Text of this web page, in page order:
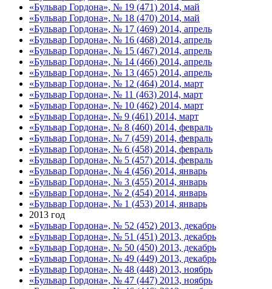
«Бульвар Гордона», № 19 (471) 2014, май
«Бульвар Гордона», № 18 (470) 2014, май
«Бульвар Гордона», № 17 (469) 2014, апрель
«Бульвар Гордона», № 16 (468) 2014, апрель
«Бульвар Гордона», № 15 (467) 2014, апрель
«Бульвар Гордона», № 14 (466) 2014, апрель
«Бульвар Гордона», № 13 (465) 2014, апрель
«Бульвар Гордона», № 12 (464) 2014, март
«Бульвар Гордона», № 11 (463) 2014, март
«Бульвар Гордона», № 10 (462) 2014, март
«Бульвар Гордона», № 9 (461) 2014, март
«Бульвар Гордона», № 8 (460) 2014, февраль
«Бульвар Гордона», № 7 (459) 2014, февраль
«Бульвар Гордона», № 6 (458) 2014, февраль
«Бульвар Гордона», № 5 (457) 2014, февраль
«Бульвар Гордона», № 4 (456) 2014, январь
«Бульвар Гордона», № 3 (455) 2014, январь
«Бульвар Гордона», № 2 (454) 2014, январь
«Бульвар Гордона», № 1 (453) 2014, январь
2013 год
«Бульвар Гордона», № 52 (452) 2013, декабрь
«Бульвар Гордона», № 51 (451) 2013, декабрь
«Бульвар Гордона», № 50 (450) 2013, декабрь
«Бульвар Гордона», № 49 (449) 2013, декабрь
«Бульвар Гордона», № 48 (448) 2013, ноябрь
«Бульвар Гордона», № 47 (447) 2013, ноябрь